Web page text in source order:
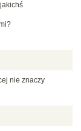
nie znaczy